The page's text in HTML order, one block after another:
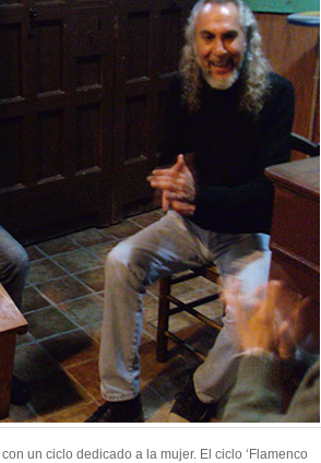
un ciclo dedicado a la mujer. El ciclo ‘Flamenco